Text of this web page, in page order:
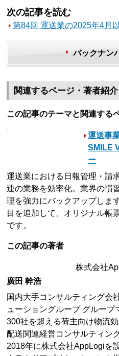
次の記事を読む
第84回 運送業の2025年4月
バックナン
関連するページ・著者紹介
この記事のテーマと関連する
運送事
SMILE
ー
運送業における日報管理・請
連の業務を効率化。業界の慣
理を強力にバックアップしま
目を追加して、オリジナル帳
です。
この記事の著者
株式会社
廣田 幹浩
国内大手コンサルティング会
ューショングループ グループ
300社を超える荷主向け物流
配送関連経営コンサルティン
2018年に株式会社AppLogiを